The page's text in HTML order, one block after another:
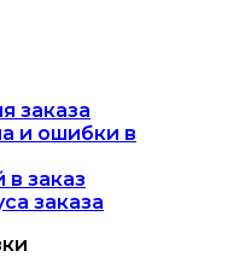
заказа
и ошибки в
заказ
заказа